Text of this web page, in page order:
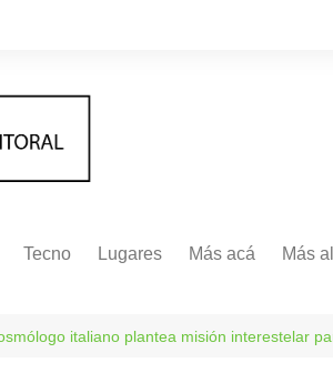
Tecno Lugares Más acá Más
italiano plantea misión interestelar